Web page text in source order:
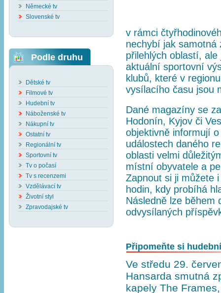
Německé tv
Slovenské tv
Podle druhu
Dětské tv
Filmové tv
Hudební tv
Náboženské tv
Nákupní tv
Ostatní tv
Regionální tv
Sportovní tv
Tv o počasí
Tv s recenzemi
Vzdělávací tv
Životní styl
Zpravodajské tv
v rámci
nechybí jak samotná
přilehlých oblastí,
aktuální sportovní
klubů, které v
vysílacího času jsou
Dané magazíny se
Hodonín, Kyjov či
objektivně informují
událostech daného
oblasti velmi
místní obyvatele a
Zapnout si ji můžete
hodin, kdy probíhá
Následně lze během
odvysílaných
Připomeňte si
Ve středu 29.
Hansarda smutná
kapely The